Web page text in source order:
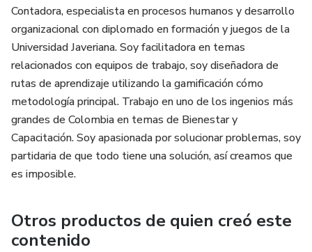
Contadora, especialista en procesos humanos y desarrollo
organizacional con diplomado en formación y juegos de la
Universidad Javeriana. Soy facilitadora en temas
relacionados con equipos de trabajo, soy diseñadora de
rutas de aprendizaje utilizando la gamificación cómo
metodología principal. Trabajo en uno de los ingenios más
grandes de Colombia en temas de Bienestar y
Capacitación. Soy apasionada por solucionar problemas, soy
partidaria de que todo tiene una solución, así creamos que
es imposible.
Otros productos de quien creó este
contenido